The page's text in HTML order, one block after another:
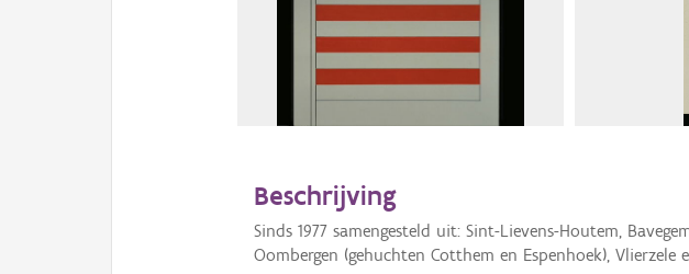
Beschrijving
Sinds 1977 samengesteld uit: Sint-Lievens-Houtem,
Oombergen (gehuchten Cotthem en Espenhoek), Vlierzele